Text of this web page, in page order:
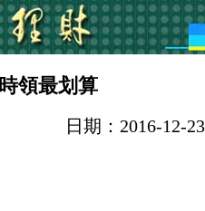
領最划算
日期：2016-12-23